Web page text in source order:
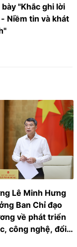
"Khắc ghi lời
Niềm tin và khát
Lê Minh Hưng
Ban Chỉ đạo
về phát triển
công nghệ, đổi